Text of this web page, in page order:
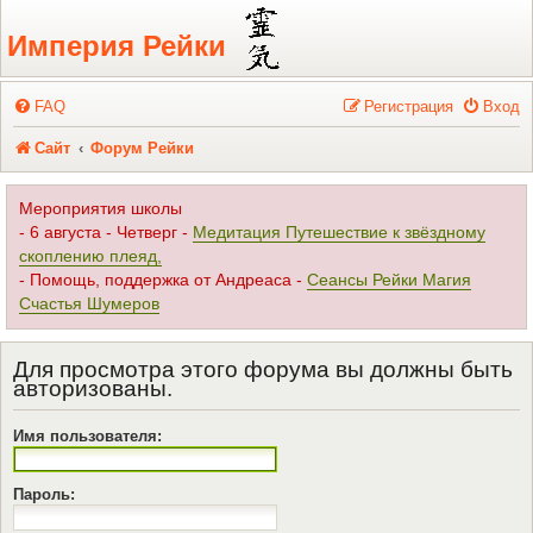
Регистрация
Империя Рейки
FAQ Вход
Регистрация
Сайт Форум Рейки
Мероприятия школы
- 6 августа - Четверг - Медитация Путешествие к звёздному
скоплению плеяд,
- Помощь, поддержка от Андреаса - Сеансы Рейки Магия
Счастья Шумеров
Для просмотра этого форума вы должны быть
авторизованы.
Имя пользователя:
Пароль: